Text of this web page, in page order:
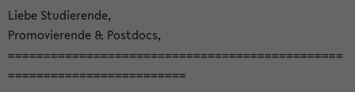
Liebe Studierende,
Promovierende & Postdocs,
===============================================
=========================